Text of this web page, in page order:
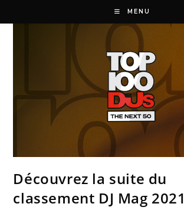
MENU
Découvrez la suite du
classement DJ Mag 2021